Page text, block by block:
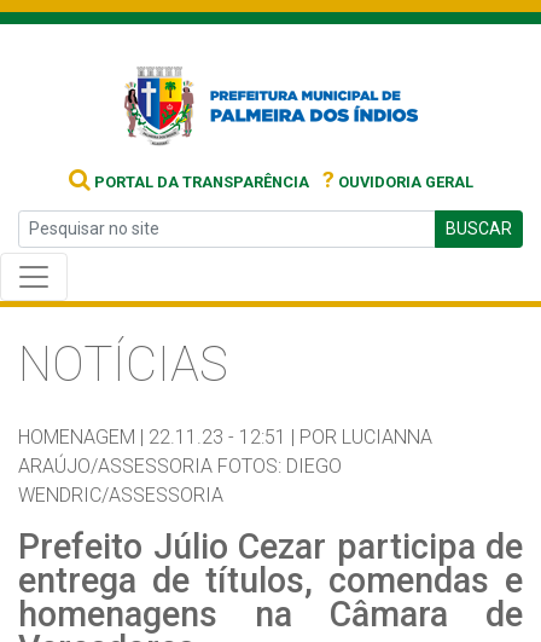
PORTAL DA TRANSPARÊNCIA ? OUVIDORIA GERAL
BUSCAR
NOTÍCIAS
HOMENAGEM | 22.11.23 - 12:51 | POR LUCIANNA
ARAÚJO/ASSESSORIA FOTOS: DIEGO
WENDRIC/ASSESSORIA
Prefeito Júlio Cezar participa de
entrega de títulos, comendas e
homenagens na Câmara de